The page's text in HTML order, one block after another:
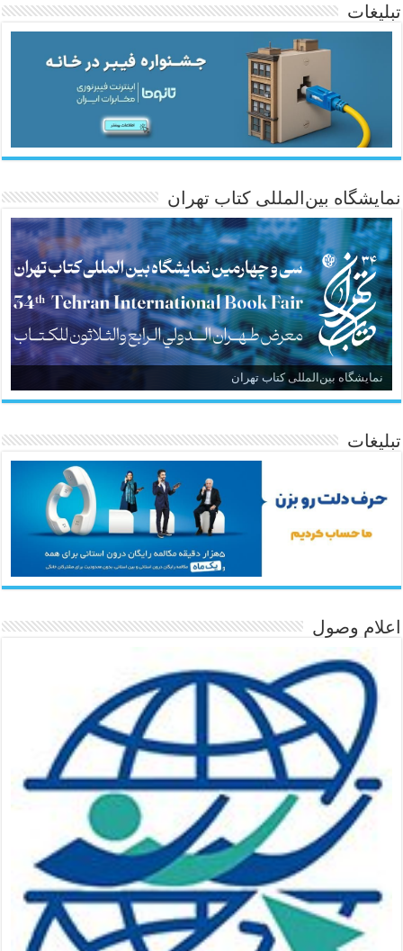
ئاژانسی هەواڵی مێهر
تبلیغات
نمایشگاه بین‌المللی کتاب تهران
نمایشگاه بین‌المللی کتاب تهران
تبلیغات
اعلام وصول